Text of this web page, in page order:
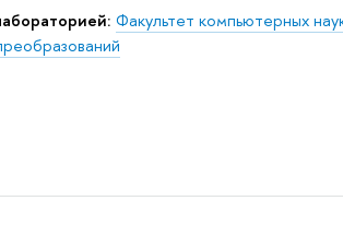
Факультет компьютерных